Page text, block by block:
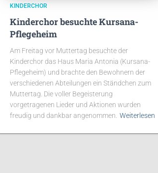
KINDERCHOR
Kinderchor besuchte Kursana-
Pflegeheim
Am Freitag vor Muttertag besuchte der
Kinderchor das Haus Maria Antonia (Kursana-
Pflegeheim) und brachte den Bewohnern der
verschiedenen Abteilungen ein Ständchen zum
Muttertag. Die voller Begeisterung
vorgetragenen Lieder und Aktionen wurden
freudig und dankbar angenommen. Weiterlesen